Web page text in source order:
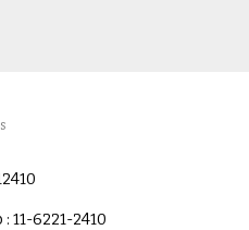
11-6221-2410